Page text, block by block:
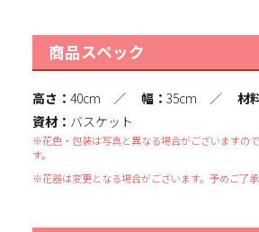
商品スペック
高さ： 40cm ／ 幅： 35cm ／ 材
資材： バスケット
※花色・包装は写真と異なる場合がございますの
す。
※花器は変更となる場合がございます。予めご了承